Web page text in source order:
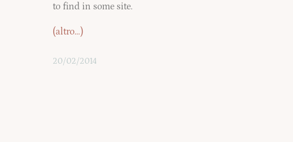
to find in some site.
(altro…)
20/02/2014